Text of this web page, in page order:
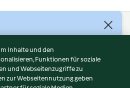
Inhalte und den
Funktionen für soziale
und Webseitenzugriffe zu
zur Webseitennutzung geben